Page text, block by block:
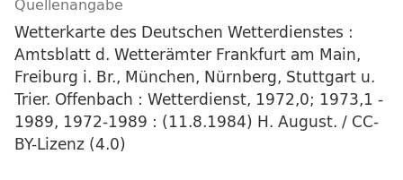
Wetterkarte des Deutschen Wetterdienstes :
Amtsblatt d. Wetterämter Frankfurt am Main,
Freiburg i. Br., München, Nürnberg, Stuttgart u.
Trier. Offenbach : Wetterdienst, 1972,0; 1973,1 -
1989, 1972-1989 : (11.8.1984) H. August. / CC-
BY-Lizenz (4.0)